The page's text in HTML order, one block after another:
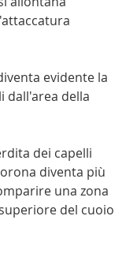
evidente la
dall'area della
dei capelli
diventa più
una zona
del cuoio